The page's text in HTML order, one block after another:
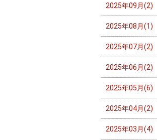
2025年09月(2)
2025年08月(1)
2025年07月(2)
2025年06月(2)
2025年05月(6)
2025年04月(2)
2025年03月(4)